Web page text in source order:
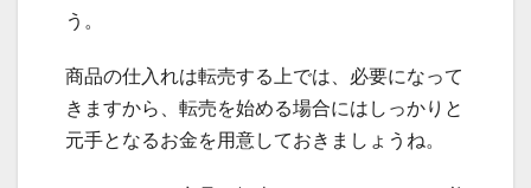
う。
商品の仕入れは転売する上では、必要になって
きますから、転売を始める場合にはしっかりと
元手となるお金を用意しておきましょうね。